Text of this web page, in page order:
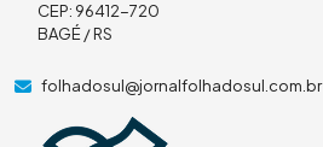
CEP: 96412-720
BAGÉ / RS
folhadosul@jornalfolhadosul.com.br